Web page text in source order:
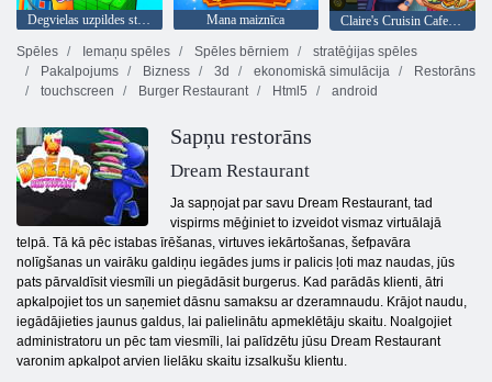
Degvielas uzpildes stacijas nūju simulators Mana maiznīca
Claire's Cruisin Cafe Fest Frenzy
Spēles
Iemaņu spēles Spēles bērniem
stratēģijas spēles
Pakalpojums
Bizness 3d ekonomiskā simulācija
Restorāns
touchscreen
Burger Restaurant Html5 android
Sapņu restorāns
Dream Restaurant
Ja sapņojat par savu Dream Restaurant, tad
vispirms mēģiniet to izveidot vismaz virtuālajā
telpā. Tā kā pēc istabas īrēšanas, virtuves iekārtošanas, šefpavāra
nolīgšanas un vairāku galdiņu iegādes jums ir palicis ļoti maz naudas, jūs
pats pārvaldīsit viesmīli un piegādāsit burgerus. Kad parādās klienti, ātri
apkalpojiet tos un saņemiet dāsnu samaksu ar dzeramnaudu. Krājot naudu,
iegādājieties jaunus galdus, lai palielinātu apmeklētāju skaitu. Noalgojiet
administratoru un pēc tam viesmīli, lai palīdzētu jūsu Dream Restaurant
varonim apkalpot arvien lielāku skaitu izsalkušu klientu.